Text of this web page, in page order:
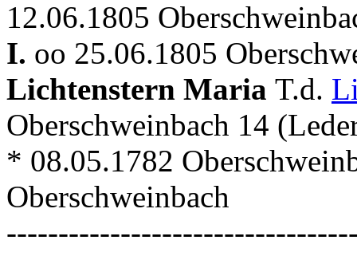
12.06.1805
I. oo 25.06.1805
Lichtenstern Maria T.d.
Oberschweinbach 14
* 08.05.1782
Oberschweinbach